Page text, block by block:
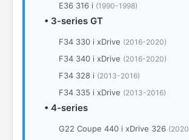
E36 316 i (1990-1998)
• 3-series GT
F34 330 i xDrive (2016-2020)
F34 340 i xDrive (2016-2020)
F34 328 i (2013-2016)
F34 335 i xDrive (2013-2016)
• 4-series
G22 Coupe 440 i xDrive 326